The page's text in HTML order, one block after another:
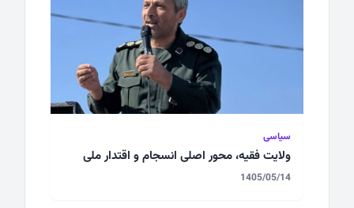
سیاسی
ولایت فقیه، محور اصلی انسجام و اقتدار ملی
1405/05/14